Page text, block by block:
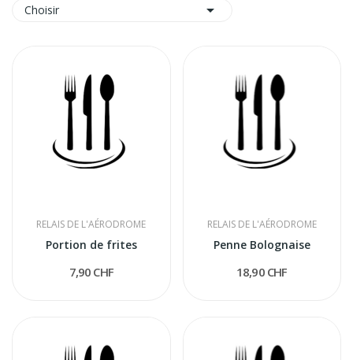
Choisir 
RELAIS DE L'AÉRODROME
Portion de frites
7,90 CHF
RELAIS DE L'AÉRODROME
Penne Bolognaise
18,90 CHF